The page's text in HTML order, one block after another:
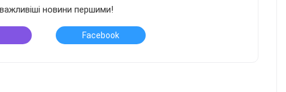
новини першими!
Facebook